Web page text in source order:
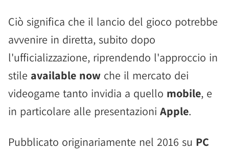
Ciò significa che il lancio del gioco potrebbe
avvenire in diretta, subito dopo
l'ufficializzazione, riprendendo l'approccio in
stile available now che il mercato dei
videogame tanto invidia a quello mobile, e
in particolare alle presentazioni Apple.
Pubblicato originariamente nel 2016 su PC